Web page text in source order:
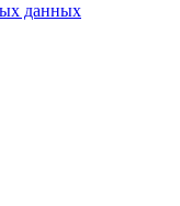
данных